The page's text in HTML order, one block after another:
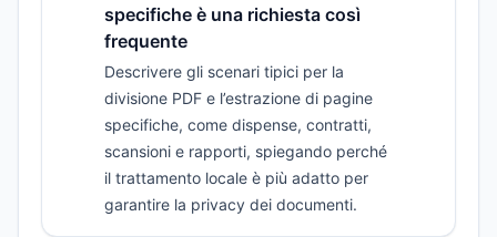
specifiche è una richiesta così
frequente
Descrivere gli scenari tipici per la
divisione PDF e l’estrazione di pagine
specifiche, come dispense, contratti,
scansioni e rapporti, spiegando perché
il trattamento locale è più adatto per
garantire la privacy dei documenti.